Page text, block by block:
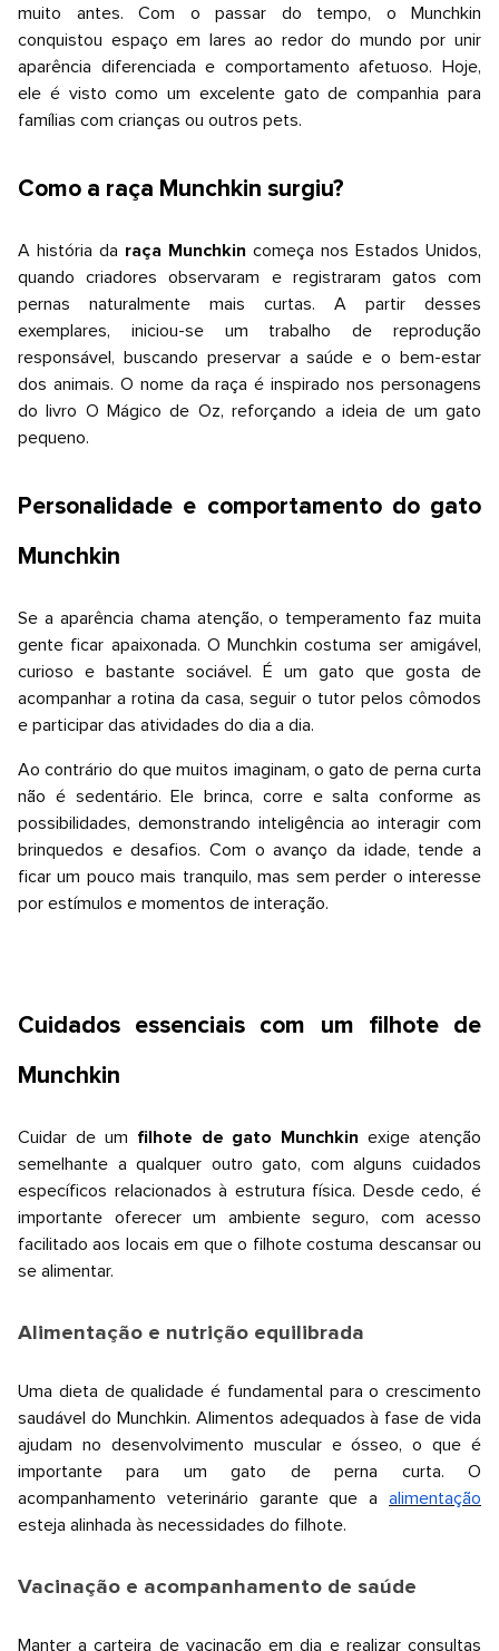
muito antes. Com o passar do tempo, o Munchkin
conquistou espaço em lares ao redor do mundo por unir
aparência diferenciada e comportamento afetuoso. Hoje,
ele é visto como um excelente gato de companhia para
famílias com crianças ou outros pets.
Como a raça Munchkin surgiu?
A história da raça Munchkin começa nos Estados Unidos,
quando criadores observaram e registraram gatos com
pernas naturalmente mais curtas. A partir desses
exemplares, iniciou-se um trabalho de reprodução
responsável, buscando preservar a saúde e o bem-estar
dos animais. O nome da raça é inspirado nos personagens
do livro O Mágico de Oz, reforçando a ideia de um gato
pequeno.
Personalidade e comportamento do gato
Munchkin
Se a aparência chama atenção, o temperamento faz muita
gente ficar apaixonada. O Munchkin costuma ser amigável,
curioso e bastante sociável. É um gato que gosta de
acompanhar a rotina da casa, seguir o tutor pelos cômodos
e participar das atividades do dia a dia.
Ao contrário do que muitos imaginam, o gato de perna curta
não é sedentário. Ele brinca, corre e salta conforme as
possibilidades, demonstrando inteligência ao interagir com
brinquedos e desafios. Com o avanço da idade, tende a
ficar um pouco mais tranquilo, mas sem perder o interesse
por estímulos e momentos de interação.
Cuidados essenciais com um filhote de
Munchkin
Cuidar de um filhote de gato Munchkin exige atenção
semelhante a qualquer outro gato, com alguns cuidados
específicos relacionados à estrutura física. Desde cedo, é
importante oferecer um ambiente seguro, com acesso
facilitado aos locais em que o filhote costuma descansar ou
se alimentar.
Alimentação e nutrição equilibrada
Uma dieta de qualidade é fundamental para o crescimento
saudável do Munchkin. Alimentos adequados à fase de vida
ajudam no desenvolvimento muscular e ósseo, o que é
importante para um gato de perna curta. O
acompanhamento veterinário garante que a alimentação
esteja alinhada às necessidades do filhote.
Vacinação e acompanhamento de saúde
Manter a carteira de vacinação em dia e realizar consultas